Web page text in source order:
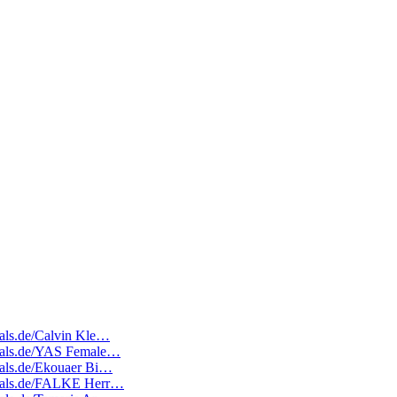
Calvin Kle…
YAS Female…
Ekouaer Bi…
FALKE Herr…